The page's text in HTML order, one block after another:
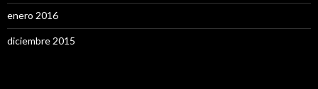
enero 2016
diciembre 2015